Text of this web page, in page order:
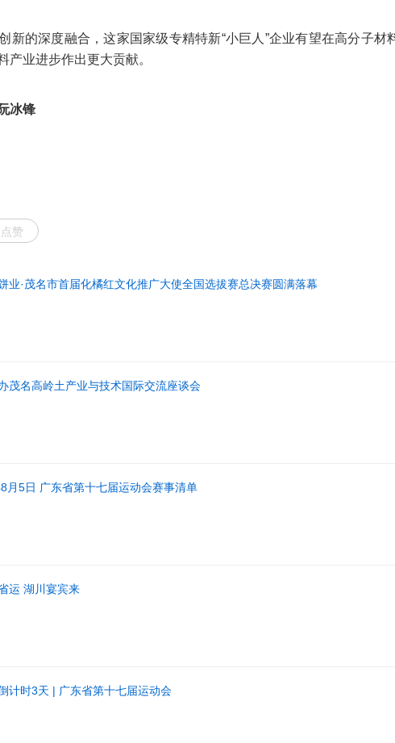
新的深度融合，这家国家级专精特新“小巨人”企业有望在高分子
产业进步作出更大贡献。
冰锋
点赞
业·茂名市首届化橘红文化推广大使全国选拔赛总决赛圆满落幕
茂名高岭土产业与技术国际交流座谈会
月5日 广东省第十七届运动会赛事清单
运 湖川宴宾来
计时3天 | 广东省第十七届运动会